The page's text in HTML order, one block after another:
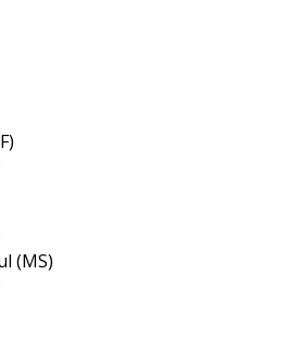
que as máquinas
prevenindo danos e
filtros contribuem
mitigando riscos
dos elementos
melhora o
(MS)